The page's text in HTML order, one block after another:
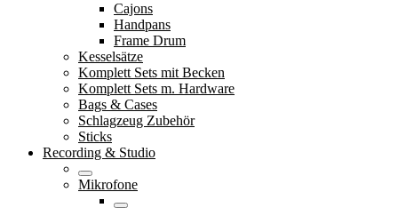
Cajons
Handpans
Frame Drum
Kesselsätze
Komplett Sets mit Becken
Komplett Sets m. Hardware
Bags & Cases
Schlagzeug Zubehör
Sticks
Recording & Studio
Mikrofone